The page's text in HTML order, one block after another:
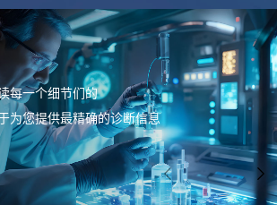
每一个细节们的
为您提供最精确的诊断信息